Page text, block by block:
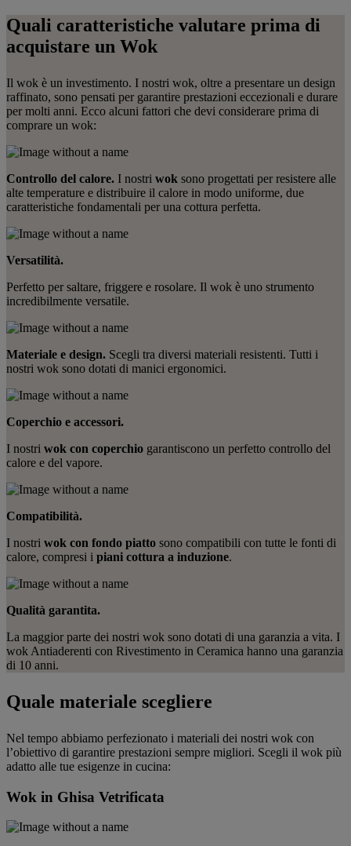
Quali caratteristiche valutare prima di
acquistare un Wok
Il wok è un investimento. I nostri wok, oltre a presentare un design
raffinato, sono pensati per garantire prestazioni eccezionali e durare
per molti anni. Ecco alcuni fattori che devi considerare prima di
comprare un wok:
Controllo del calore. I nostri wok sono progettati per resistere alle
alte temperature e distribuire il calore in modo uniforme, due
caratteristiche fondamentali per una cottura perfetta.
Versatilità.
Perfetto per saltare, friggere e rosolare. Il wok è uno strumento
incredibilmente versatile.
Materiale e design. Scegli tra diversi materiali resistenti. Tutti i
nostri wok sono dotati di manici ergonomici.
Coperchio e accessori.
I nostri wok con coperchio garantiscono un perfetto controllo del
calore e del vapore.
Compatibilità.
I nostri wok con fondo piatto sono compatibili con tutte le fonti di
calore, compresi i piani cottura a induzione.
Qualità garantita.
La maggior parte dei nostri wok sono dotati di una garanzia a vita. I
wok Antiaderenti con Rivestimento in Ceramica hanno una garanzia
di 10 anni.
Quale materiale scegliere
Nel tempo abbiamo perfezionato i materiali dei nostri wok con
l’obiettivo di garantire prestazioni sempre migliori. Scegli il wok più
adatto alle tue esigenze in cucina:
Wok in Ghisa Vetrificata